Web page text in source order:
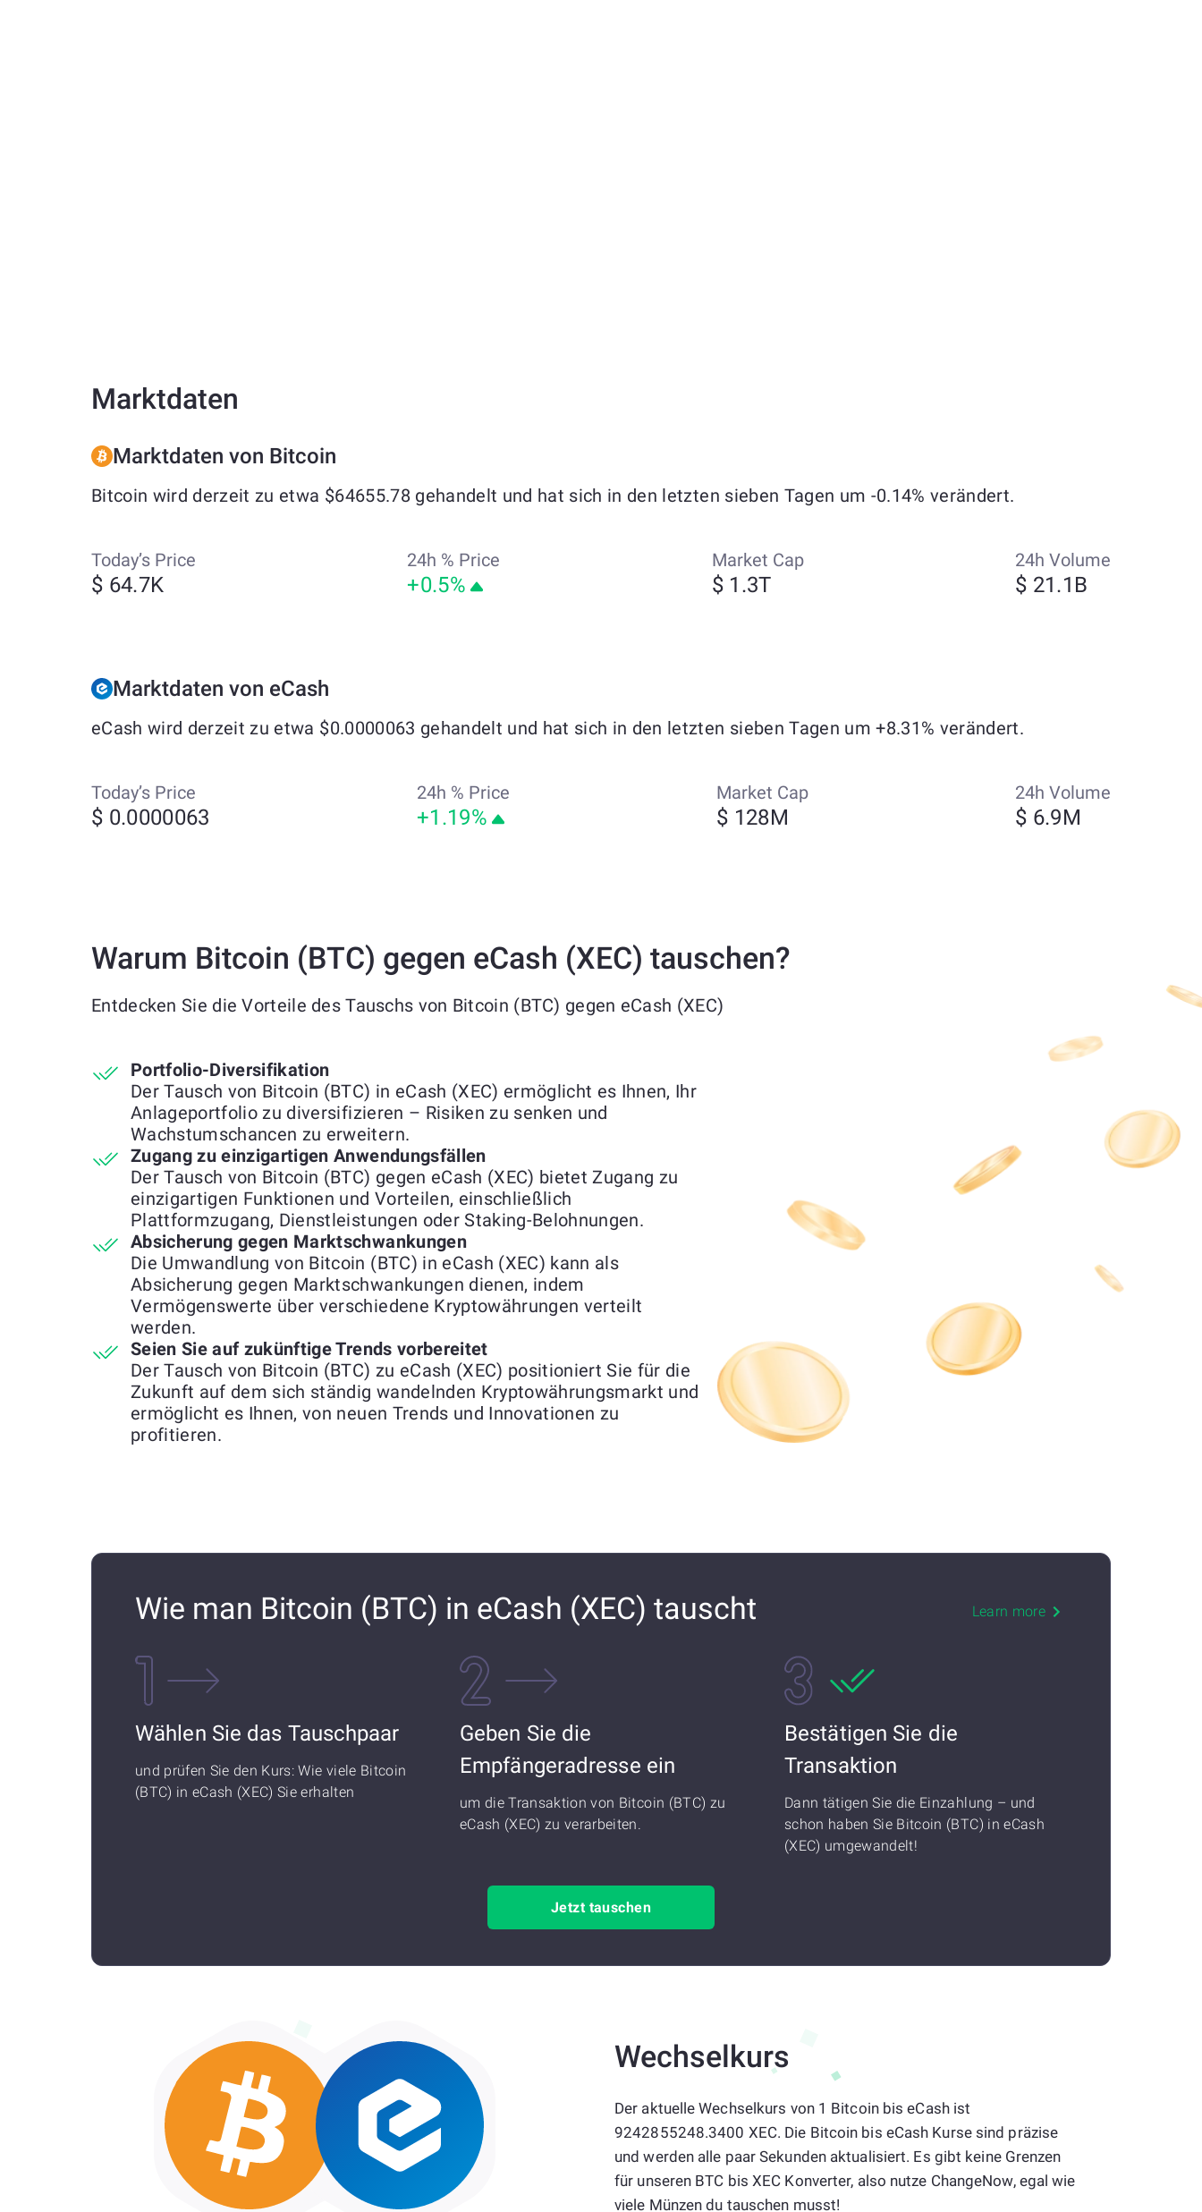
Marktdaten
Marktdaten von Bitcoin
Bitcoin wird derzeit zu etwa $64655.78 gehandelt und hat sich in den letzten sieben Tagen um -0.14% verändert.
Today’s Price
$ 64.7K
24h % Price
+0.5%
Market Cap
$ 1.3T
24h Volume
$ 21.1B
Marktdaten von eCash
eCash wird derzeit zu etwa $0.0000063 gehandelt und hat sich in den letzten sieben Tagen um +8.31% verändert.
Today’s Price
$ 0.0000063
24h % Price
+1.19%
Market Cap
$ 128M
24h Volume
$ 6.9M
Warum Bitcoin (BTC) gegen eCash (XEC) tauschen?
Entdecken Sie die Vorteile des Tauschs von Bitcoin (BTC) gegen eCash (XEC)
Portfolio-Diversifikation
Der Tausch von Bitcoin (BTC) in eCash (XEC) ermöglicht es Ihnen, Ihr
Anlageportfolio zu diversifizieren – Risiken zu senken und
Wachstumschancen zu erweitern.
Zugang zu einzigartigen Anwendungsfällen
Der Tausch von Bitcoin (BTC) gegen eCash (XEC) bietet Zugang zu
einzigartigen Funktionen und Vorteilen, einschließlich
Plattformzugang, Dienstleistungen oder Staking-Belohnungen.
Absicherung gegen Marktschwankungen
Die Umwandlung von Bitcoin (BTC) in eCash (XEC) kann als
Absicherung gegen Marktschwankungen dienen, indem
Vermögenswerte über verschiedene Kryptowährungen verteilt
werden.
Seien Sie auf zukünftige Trends vorbereitet
Der Tausch von Bitcoin (BTC) zu eCash (XEC) positioniert Sie für die
Zukunft auf dem sich ständig wandelnden Kryptowährungsmarkt und
ermöglicht es Ihnen, von neuen Trends und Innovationen zu
profitieren.
Wie man Bitcoin (BTC) in eCash (XEC) tauscht Learn more
Wählen Sie das Tauschpaar
und prüfen Sie den Kurs: Wie viele Bitcoin
(BTC) in eCash (XEC) Sie erhalten
Geben Sie die
Empfängeradresse ein
um die Transaktion von Bitcoin (BTC) zu
eCash (XEC) zu verarbeiten.
Bestätigen Sie die
Transaktion
Dann tätigen Sie die Einzahlung – und
schon haben Sie Bitcoin (BTC) in eCash
(XEC) umgewandelt!
Jetzt tauschen
Wechselkurs
Der aktuelle Wechselkurs von 1 Bitcoin bis eCash ist
9242855248.3400 XEC. Die Bitcoin bis eCash Kurse sind präzise
und werden alle paar Sekunden aktualisiert. Es gibt keine Grenzen
für unseren BTC bis XEC Konverter, also nutze ChangeNow, egal wie
viele Münzen du tauschen musst!